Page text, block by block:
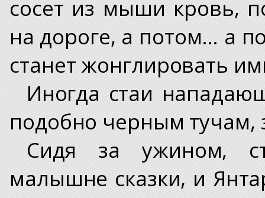
сосет из мыши кровь,
на дороге, а потом… а
станет жонглировать
Иногда стаи
подобно черным тучам,
Сидя за ужином,
малышне сказки, и